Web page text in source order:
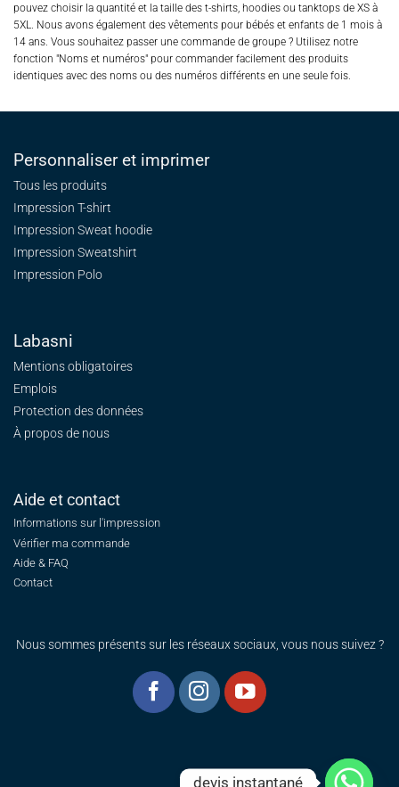
pouvez choisir la quantité et la taille des t-shirts, hoodies ou tanktops de XS à
5XL. Nous avons également des vêtements pour bébés et enfants de 1 mois à
14 ans. Vous souhaitez passer une commande de groupe ? Utilisez notre
fonction "Noms et numéros" pour commander facilement des produits
identiques avec des noms ou des numéros différents en une seule fois.
Personnaliser et imprimer
Tous les produits
Impression T-shirt
Impression Sweat hoodie
Impression Sweatshirt
Impression Polo
Labasni
Mentions obligatoires
Emplois
Protection des données
À propos de nous
Aide et contact
Informations sur l'impression
Vérifier ma commande
Aide & FAQ
Contact
Nous sommes présents sur les réseaux sociaux, vous nous suivez ?
devis instantané